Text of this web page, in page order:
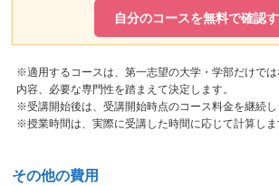
自分のコースを無料で確認
※適用するコースは、第一志望の大学・学部だけで
内容、必要な専門性を踏まえて決定します。
※受講開始後は、受講開始時点のコース料金を継続し
※授業時間は、実際に受講した時間に応じて計算しま
その他の費用